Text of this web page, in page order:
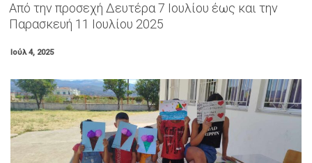
Από την προσεχή Δευτέρα 7 Ιουλίου έως και την
Παρασκευή 11 Ιουλίου 2025
Ιούλ 4, 2025